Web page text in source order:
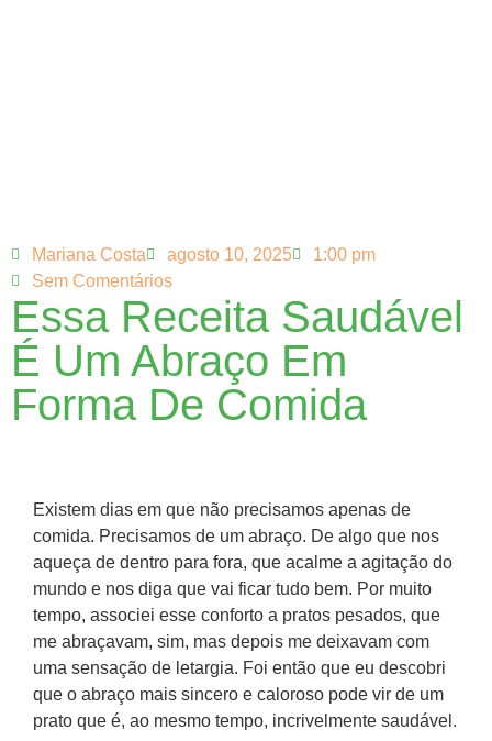
Mariana Costa agosto 10, 2025
1:00 pm
Sem Comentários
Essa Receita Saudável
É Um Abraço Em
Forma De Comida
Existem dias em que não precisamos apenas de
comida. Precisamos de um abraço. De algo que nos
aqueça de dentro para fora, que acalme a agitação do
mundo e nos diga que vai ficar tudo bem. Por muito
tempo, associei esse conforto a pratos pesados, que
me abraçavam, sim, mas depois me deixavam com
uma sensação de letargia. Foi então que eu descobri
que o abraço mais sincero e caloroso pode vir de um
prato que é, ao mesmo tempo, incrivelmente saudável.